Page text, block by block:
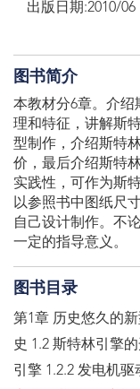
出版日期:2010/06
图书简介
本教材分6章。介
理和特征，讲解斯
型制作，介绍斯特
价，最后介绍斯特
实践性，可作为斯
以参照书中图纸尺
自己设计制作。不
一定的指导意义。
图书目录
第1章 历史悠久的
史 1.2 斯特林引擎
引擎 1.2.2 发电机